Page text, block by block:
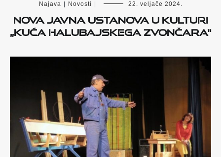
Najava Novosti 22. veljače 2024.
Nova javna ustanova u kulturi
„Kuća halubajskega zvončara“